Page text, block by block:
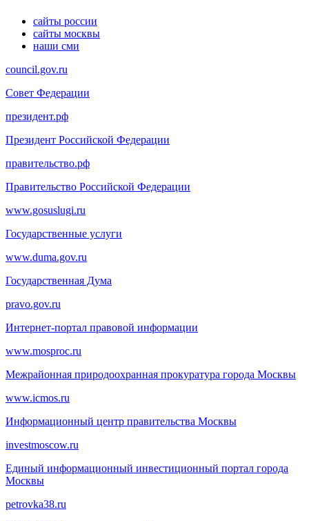
сайты россии
сайты москвы
наши сми
council.gov.ru
Совет Федерации
президент.рф
Президент Российской Федерации
правительство.рф
Правительство Российской Федерации
www.gosuslugi.ru
Государственные услуги
www.duma.gov.ru
Государственная Дума
pravo.gov.ru
Интернет-портал правовой информации
www.mosproc.ru
Межрайонная природоохранная прокуратура города Москвы
www.icmos.ru
Информационный центр правительства Москвы
investmoscow.ru
Единый информационный инвестиционный портал города
Москвы
petrovka38.ru